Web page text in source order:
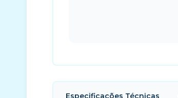
Especificações Técnicas